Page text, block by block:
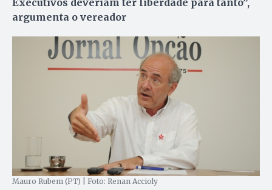
argumenta o vereador
Mauro Rubem (PT) | Foto: Renan Accioly